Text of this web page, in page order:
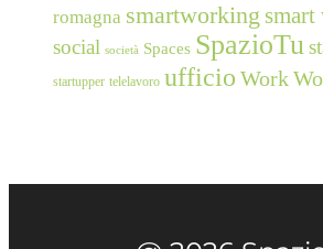
romagna smartworking
social società Spaces SpazioTu
startupper telelavoro ufficio Work